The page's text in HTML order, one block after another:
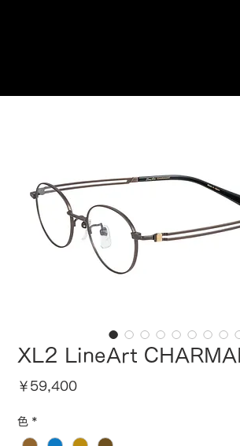
XL2 LineArt
￥59,400価
色 *